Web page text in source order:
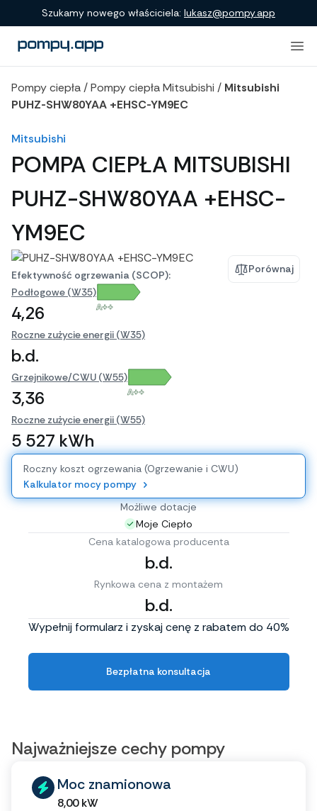
Porównanie produktów
Szukamy nowego właściciela: lukasz@pompy.app
Pompy ciepła /Pompy ciepła Mitsubishi / Mitsubishi
PUHZ-SHW80YAA +EHSC-YM9EC
Mitsubishi
POMPA CIEPŁA MITSUBISHI
PUHZ-SHW80YAA +EHSC-
YM9EC
Porównaj
Efektywność ogrzewania (SCOP):
Podłogowe (W35)
4,26 A++
Roczne zużycie energii (W35)
b.d.
Grzejnikowe/CWU (W55)
3,36 A++
Roczne zużycie energii (W55)
5 527 kWh
Roczny koszt ogrzewania (Ogrzewanie i CWU)
Kalkulator mocy pompy
Możliwe dotacje
Moje Ciepło
Cena katalogowa producenta
b.d.
Rynkowa cena z montażem
b.d.
Wypełnij formularz i zyskaj cenę z rabatem do 40%
Bezpłatna konsultacja
Najważniejsze cechy pompy
Moc znamionowa
8,00 kW